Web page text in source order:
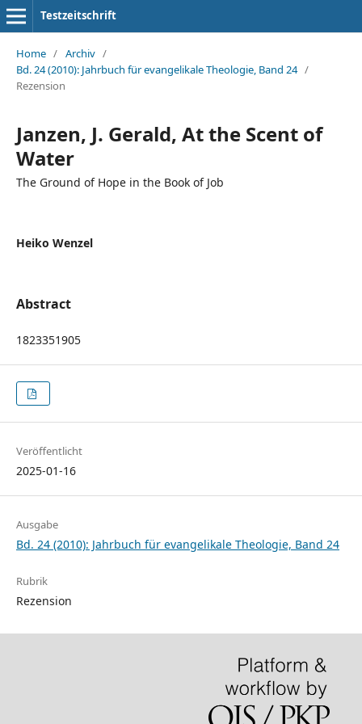
Testzeitschrift
Home / Archiv /
Bd. 24 (2010): Jahrbuch für evangelikale Theologie, Band 24 /
Rezension
Janzen, J. Gerald, At the Scent of
Water
The Ground of Hope in the Book of Job
Heiko Wenzel
Abstract
1823351905
Veröffentlicht
2025-01-16
Ausgabe
Bd. 24 (2010): Jahrbuch für evangelikale Theologie, Band 24
Rubrik
Rezension